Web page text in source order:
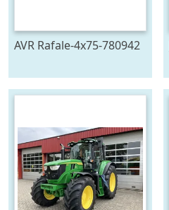
AVR Rafale-4x75-780942